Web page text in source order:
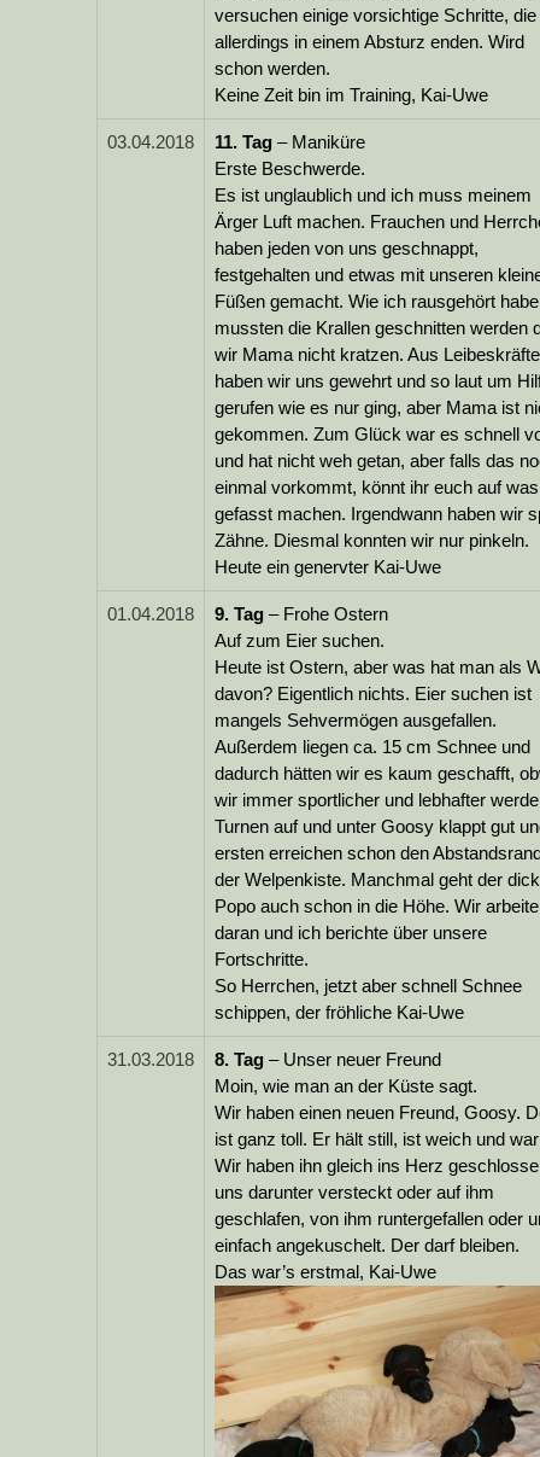
versuchen einige vorsichtige Schritte, die
allerdings in einem Absturz enden. Wird
schon werden.
Keine Zeit bin im Training, Kai-Uwe
03.04.2018 11. Tag – Maniküre
Erste Beschwerde.
Es ist unglaublich und ich muss meinem
Ärger Luft machen. Frauchen und
haben jeden von uns geschnappt,
festgehalten und etwas mit unseren
Füßen gemacht. Wie ich rausgehört
mussten die Krallen geschnitten werden
wir Mama nicht kratzen. Aus
haben wir uns gewehrt und so laut um
gerufen wie es nur ging, aber Mama ist
gekommen. Zum Glück war es schnell
und hat nicht weh getan, aber falls das
einmal vorkommt, könnt ihr euch auf was
gefasst machen. Irgendwann haben wir
Zähne. Diesmal konnten wir nur pinkeln.
Heute ein genervter Kai-Uwe
01.04.2018 9. Tag – Frohe Ostern
Auf zum Eier suchen.
Heute ist Ostern, aber was hat man als
davon? Eigentlich nichts. Eier suchen ist
mangels Sehvermögen ausgefallen.
Außerdem liegen ca. 15 cm Schnee und
dadurch hätten wir es kaum geschafft,
wir immer sportlicher und lebhafter
Turnen auf und unter Goosy klappt gut
ersten erreichen schon den
der Welpenkiste. Manchmal geht der
Popo auch schon in die Höhe. Wir
daran und ich berichte über unsere
Fortschritte.
So Herrchen, jetzt aber schnell Schnee
schippen, der fröhliche Kai-Uwe
31.03.2018 8. Tag – Unser neuer Freund
Moin, wie man an der Küste sagt.
Wir haben einen neuen Freund, Goosy.
ist ganz toll. Er hält still, ist weich und
Wir haben ihn gleich ins Herz
uns darunter versteckt oder auf ihm
geschlafen, von ihm runtergefallen oder
einfach angekuschelt. Der darf bleiben.
Das war’s erstmal, Kai-Uwe